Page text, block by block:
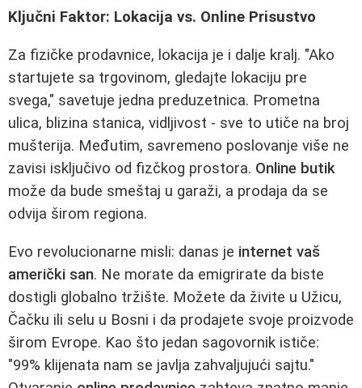
Ključni Faktor: Lokacija vs. Online Prisustvo
Za fizičke prodavnice, lokacija je i dalje kralj. "Ako
startujete sa trgovinom, gledajte lokaciju pre
svega," savetuje jedna preduzetnica. Prometna
ulica, blizina stanica, vidljivost - sve to utiče na broj
mušterija. Međutim, savremeno poslovanje više ne
zavisi isključivo od fizčkog prostora. Online butik
može da bude smeštaj u garaži, a prodaja da se
odvija širom regiona.
Evo revolucionarne misli: danas je internet vaš
američki san. Ne morate da emigrirate da biste
dostigli globalno tržište. Možete da živite u Užicu,
Čačku ili selu u Bosni i da prodajete svoje proizvode
širom Evrope. Kao što jedan sagovornik ističe:
"99% klijenata nam se javlja zahvaljujući sajtu."